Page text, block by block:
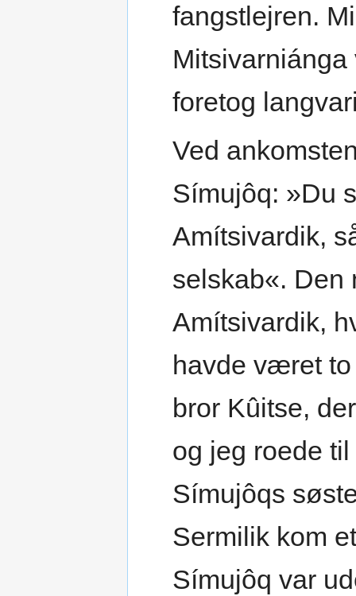
fangstlejren.
Mitsivarniánga
foretog
Ved
Símujôq: »Du
Amítsivardik,
selskab«.
Amítsivardik,
havde været
bror Kûitse,
og jeg roede
Símujôqs
Sermilik kom
Símujôq var